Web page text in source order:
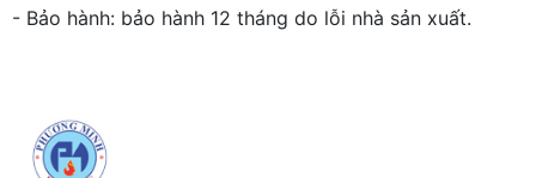
- Bảo hành: bảo hành 12 tháng do lỗi nhà sản xuất.